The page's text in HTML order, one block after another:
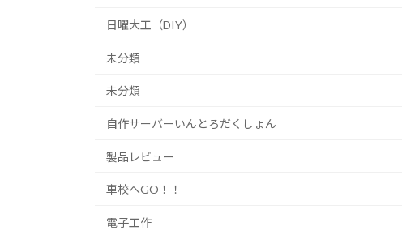
日曜大工（DIY）
未分類
未分類
自作サーバーいんとろだくしょん
製品レビュー
車校へGO！！
電子工作